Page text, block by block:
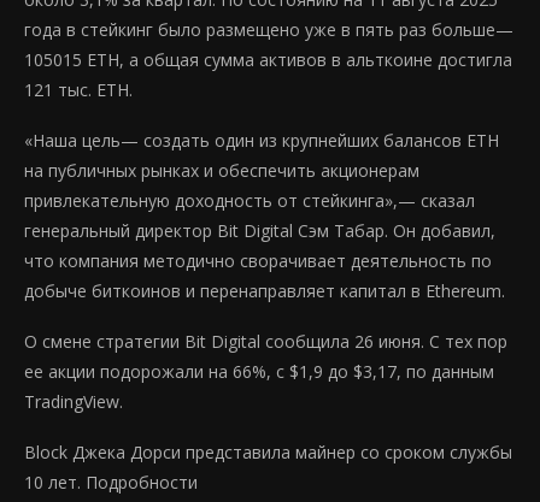
года в стейкинг было размещено уже в пять раз больше—
105015 ETH, а общая сумма активов в альткоине достигла
121 тыс. ETH.
«Наша цель— создать один из крупнейших балансов ETH
на публичных рынках и обеспечить акционерам
привлекательную доходность от стейкинга»,— сказал
генеральный директор Bit Digital Сэм Табар. Он добавил,
что компания методично сворачивает деятельность по
добыче биткоинов и перенаправляет капитал в Ethereum.
О смене стратегии Bit Digital сообщила 26 июня. С тех пор
ее акции подорожали на 66%, с $1,9 до $3,17, по данным
TradingView.
Block Джека Дорси представила майнер со сроком службы
10 лет. Подробности